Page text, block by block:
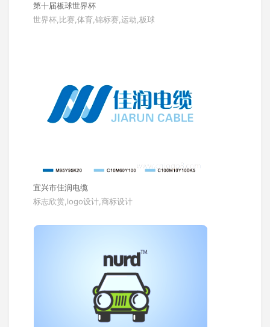
第十届板球世界杯
世界杯,比赛,体育,锦标赛,运动,板球
宜兴市佳润电缆
标志欣赏,logo设计,商标设计